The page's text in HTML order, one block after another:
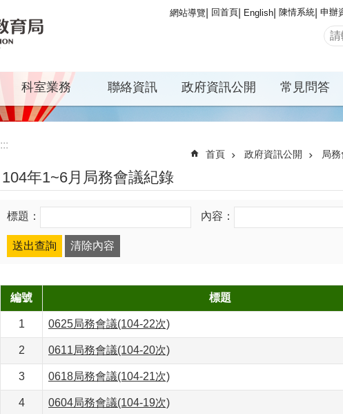
網站導覽 回首頁 English 陳情系統 申辦
科室業務 聯絡資訊 政府資訊公開 常見問答
:::
首頁 政府資訊公開 局
104年1~6月局務會議紀錄
標題： 內容：
編號 標題
1 0625局務會議(104-22次)
2 0611局務會議(104-20次)
3 0618局務會議(104-21次)
4 0604局務會議(104-19次)